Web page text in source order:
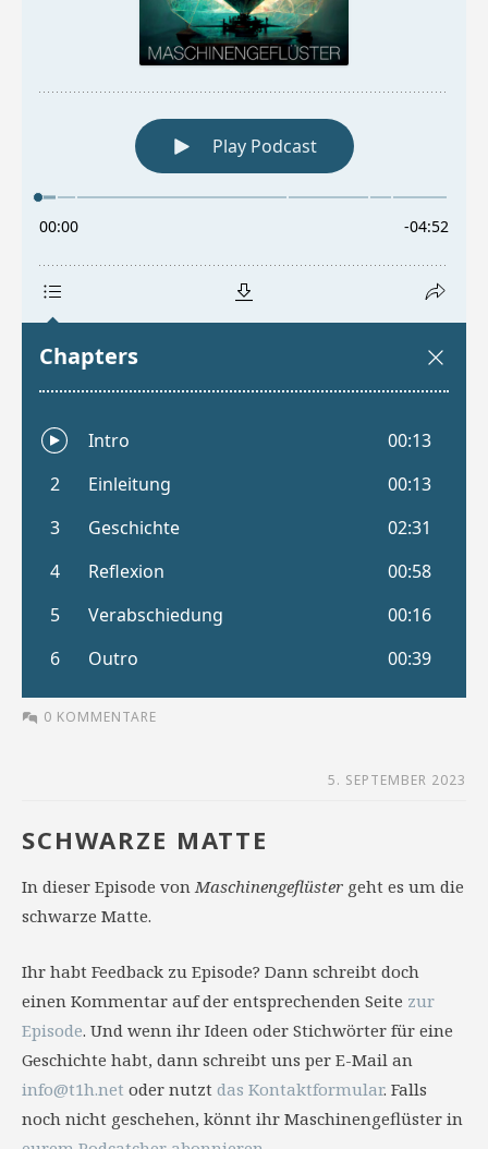
0 KOMMENTARE
5. SEPTEMBER 2023
SCHWARZE MATTE
In dieser Episode vonMaschinengeflüster geht es um die
schwarze Matte.
Ihr habt Feedback zu Episode? Dann schreibt doch
einen Kommentar auf der entsprechenden Seite zur
Episode. Und wenn ihr Ideen oder Stichwörter für eine
Geschichte habt, dann schreibt uns per E-Mail an
info@t1h.net oder nutzt das Kontaktformular. Falls
noch nicht geschehen, könnt ihr Maschinengeflüster in